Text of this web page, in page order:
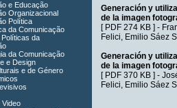
e Educação
Organizacional
Política
da Comunicação
Políticas da
da Comunicação
e Design
e de Género
Video
Generación y
de la imagen
[ PDF 274 KB] -
Felici, Emilio Sáez
Generación y
de la imagen
[ PDF 370 KB] -
Felici, Emilio Sáez